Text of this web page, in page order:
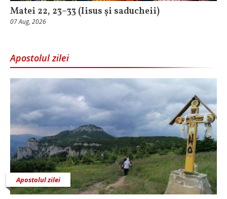
Matei 22, 23–33 (Iisus și saducheii)
07 Aug, 2026
Apostolul zilei
Apostolul zilei